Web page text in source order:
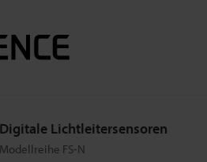
Digitale Lichtleitersensoren
Modellreihe FS-N